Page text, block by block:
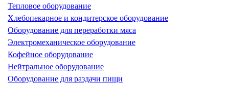
Тепловое оборудование
Хлебопекарное и кондитерское оборудование
Оборудование для переработки мяса
Электромеханическое оборудование
Кофейное оборудование
Нейтральное оборудование
Оборудование для раздачи пищи